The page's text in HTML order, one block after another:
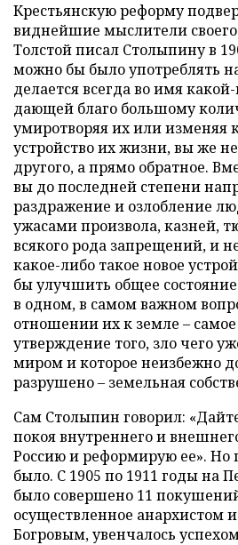
Крестьянскую реформу
виднейшие мыслители
Толстой писал Столыпину в
можно бы было употреблять
делается всегда во имя
дающей благо большому
умиротворяя их или изменяя
устройство их жизни, вы же
другого, а прямо обратное.
вы до последней степени
раздражение и озлобление
ужасами произвола, казней,
всякого рода запрещений, и
какое-либо такое новое
бы улучшить общее
в одном, в самом важном
отношении их к земле – самое
утверждение того, зло чего
миром и которое неизбежно
разрушено – земельная
Сам Столыпин говорил:
покоя внутреннего и
Россию и реформирую ее». Но
было. С 1905 по 1911 годы на
было совершено 11
осуществленное анархистом
Богровым, увенчалось